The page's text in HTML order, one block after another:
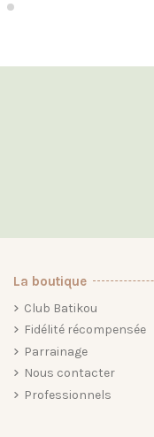
La boutique
Club Batikou
Fidélité récompensée
Parrainage
Nous contacter
Professionnels